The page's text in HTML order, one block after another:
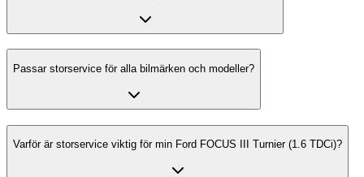
Passar storservice för alla bilmärken och modeller?
Varför är storservice viktig för min Ford FOCUS III Turnier (1.6 TDCi)?